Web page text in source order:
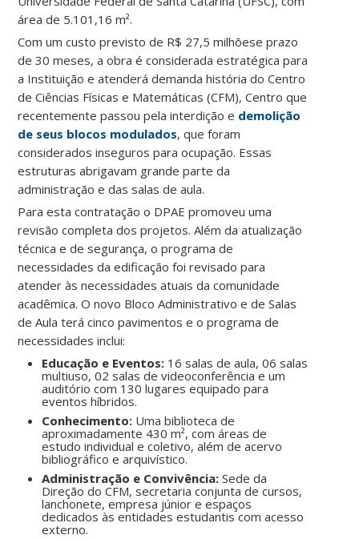
área de 5.101,16 m².
Com um custo previsto de R$ 27,5 milhõese prazo
de 30 meses, a obra é considerada estratégica para
a Instituição e atenderá demanda história do Centro
de Ciências Físicas e Matemáticas (CFM), Centro que
recentemente passou pela interdição e demolição
de seus blocos modulados, que foram
considerados inseguros para ocupação. Essas
estruturas abrigavam grande parte da
administração e das salas de aula.
Para esta contratação o DPAE promoveu uma
revisão completa dos projetos. Além da atualização
técnica e de segurança, o programa de
necessidades da edificação foi revisado para
atender às necessidades atuais da comunidade
acadêmica. O novo Bloco Administrativo e de Salas
de Aula terá cinco pavimentos e o programa de
necessidades inclui:
Educação e Eventos: 16 salas de aula, 06 salas
multiuso, 02 salas de videoconferência e um
auditório com 130 lugares equipado para
eventos híbridos.
Conhecimento: Uma biblioteca de
aproximadamente 430 m², com áreas de
estudo individual e coletivo, além de acervo
bibliográfico e arquivístico.
Administração e Convivência: Sede da
Direção do CFM, secretaria conjunta de cursos,
lanchonete, empresa júnior e espaços
dedicados às entidades estudantis com acesso
externo.